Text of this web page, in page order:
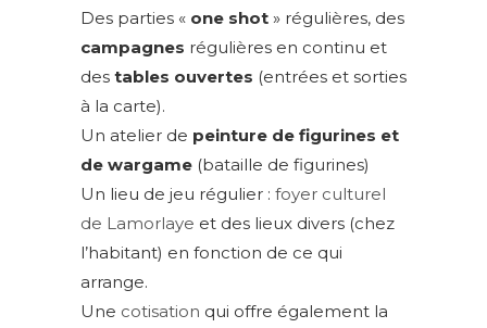
Des parties « one shot » régulières, des
campagnes régulières en continu et
des tables ouvertes (entrées et sorties
à la carte).
Un atelier de peinture de figurines et
de wargame (bataille de figurines)
Un lieu de jeu régulier : foyer culturel
de Lamorlaye et des lieux divers (chez
l’habitant) en fonction de ce qui
arrange.
Une cotisation qui offre également la